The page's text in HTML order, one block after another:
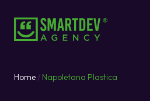
Home / Napoletana Plastica